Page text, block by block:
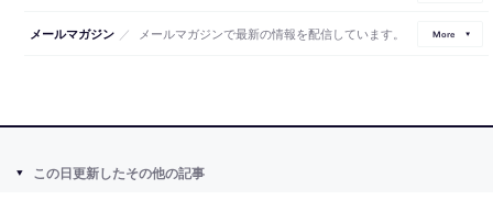
メールマガジン ／ メールマガジンで最新の情報を配信しています。 More
この日更新したその他の記事